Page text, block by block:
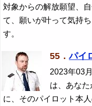
対象からの解放願望、
て、願いが叶って気持
す。
55．パイ
2023年03
は、あな
に、そのパイロット本